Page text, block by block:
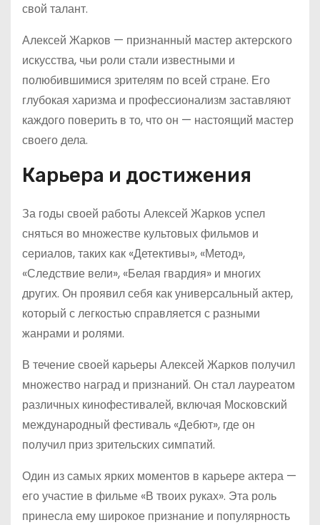
свой талант.
Алексей Жарков — признанный мастер актерского
искусства, чьи роли стали известными и
полюбившимися зрителям по всей стране. Его
глубокая харизма и профессионализм заставляют
каждого поверить в то, что он — настоящий мастер
своего дела.
Карьера и достижения
За годы своей работы Алексей Жарков успел
сняться во множестве культовых фильмов и
сериалов, таких как «Детективы», «Метод»,
«Следствие вели», «Белая гвардия» и многих
других. Он проявил себя как универсальный актер,
который с легкостью справляется с разными
жанрами и ролями.
В течение своей карьеры Алексей Жарков получил
множество наград и признаний. Он стал лауреатом
различных кинофестивалей, включая Московский
международный фестиваль «Дебют», где он
получил приз зрительских симпатий.
Один из самых ярких моментов в карьере актера —
его участие в фильме «В твоих руках». Эта роль
принесла ему широкое признание и популярность